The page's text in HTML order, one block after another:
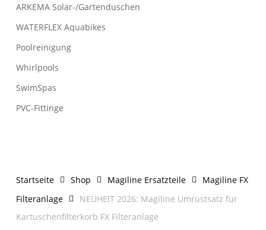
ARKEMA Solar-/Gartenduschen
WATERFLEX Aquabikes
Poolreinigung
Whirlpools
SwimSpas
PVC-Fittinge
Startseite Shop Magiline Ersatzteile
Magiline FX
Filteranlage
NEUHEIT 2026: Magiline Umrüstsatz für
Kartuschenfilterkorb FX Filteranlage